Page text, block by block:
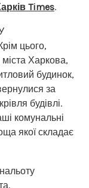
Times.
цього,
Харкова,
будинок,
за
будівлі.
комунальні
якої складає